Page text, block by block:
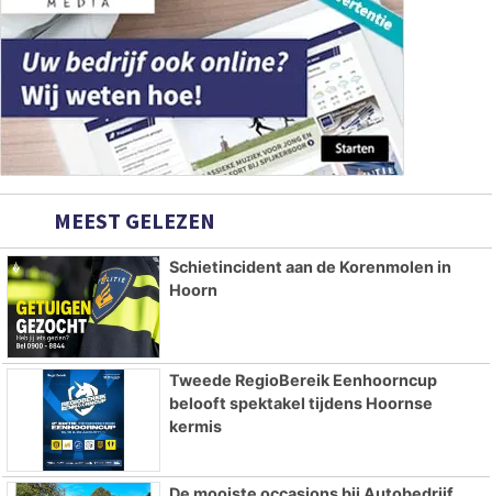
MEEST GELEZEN
Schietincident aan de Korenmolen in
Hoorn
Tweede RegioBereik Eenhoorncup
belooft spektakel tijdens Hoornse
kermis